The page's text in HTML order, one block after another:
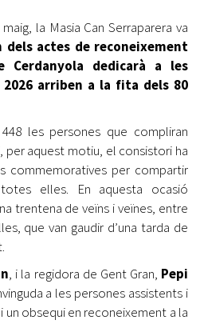
la Masia Can Serraparera va
dels actes de reconeixement
Cerdanyola dedicarà a les
2026 arriben a la fita dels 80
les persones que compliran
per aquest motiu, el consistori ha
commemoratives per compartir
elles. En aquesta ocasió
trentena de veïns i veïnes, entre
que van gaudir d’una tarda de
, i la regidora de Gent Gran, Pepi
a les persones assistents i
un obsequi en reconeixement a la